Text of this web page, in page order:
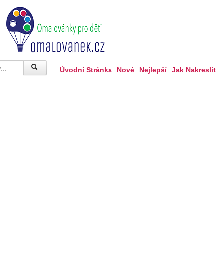
Úvodní Stránka Nové Nejlepší Jak Nakreslit